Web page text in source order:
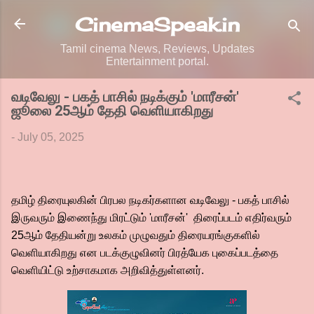
Skip to main content
CinemaSpeak.in
Tamil cinema News, Reviews, Updates
Entertainment portal.
வடிவேலு - பகத் பாசில் நடிக்கும் 'மாரீசன்'
ஜூலை 25ஆம் தேதி வெளியாகிறது
- July 05, 2025
தமிழ் திரையுலகின் பிரபல நடிகர்களான வடிவேலு - பகத் பாசில்
இருவரும் இணைந்து மிரட்டும் 'மாரீசன்' திரைப்படம் எதிர்வரும்
25ஆம் தேதியன்று உலகம் முழுவதும் திரையரங்குகளில்
வெளியாகிறது என படக்குழுவினர் பிரத்யேக புகைப்படத்தை
வெளியிட்டு உற்சாகமாக அறிவித்துள்ளனர்.